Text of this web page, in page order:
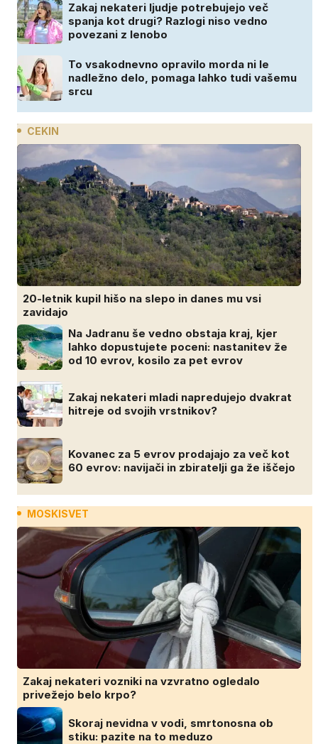
Zakaj nekateri ljudje potrebujejo več
spanja kot drugi? Razlogi niso vedno
povezani z lenobo
To vsakodnevno opravilo morda ni le
nadležno delo, pomaga lahko tudi vašemu
srcu
CEKIN
20-letnik kupil hišo na slepo in danes mu vsi
zavidajo
Na Jadranu še vedno obstaja kraj, kjer
lahko dopustujete poceni: nastanitev že
od 10 evrov, kosilo za pet evrov
Zakaj nekateri mladi napredujejo dvakrat
hitreje od svojih vrstnikov?
Kovanec za 5 evrov prodajajo za več kot
60 evrov: navijači in zbiratelji ga že iščejo
MOSKISVET
Zakaj nekateri vozniki na vzvratno ogledalo
privežejo belo krpo?
Skoraj nevidna v vodi, smrtonosna ob
stiku: pazite na to meduzo